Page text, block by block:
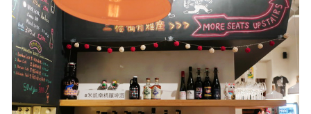
餐桌週記
享樂隨手拍
照相簿